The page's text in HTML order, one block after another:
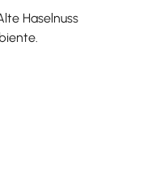
Haselnuss